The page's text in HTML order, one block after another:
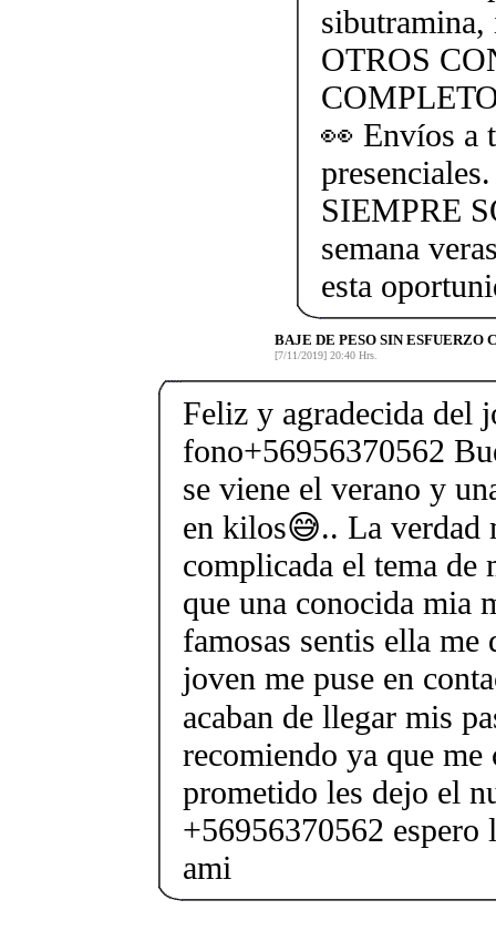
OTROS
👀 Envíos a
SIEMPRE
semana
esta
BAJE DE PESO SIN ESFUERZO
[7/11/2019] 20:40 Hrs.
Feliz y agradecida del
fono+56956370562
se viene el verano y
en kilos😅.. La verdad
complicada el tema de
que una conocida mia
famosas sentis ella
joven me puse en
acaban de llegar mis
recomiendo ya que
prometido les dejo el
+56956370562 espero
ami